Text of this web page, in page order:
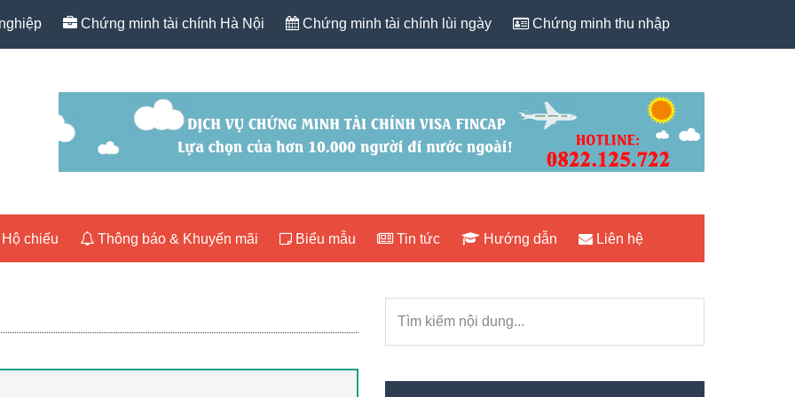
Chứng minh tài chính Hà Nội Chứng minh tài chính lùi ngày Chứng minh thu nhập
Hộ chiếu Thông báo & Khuyến mãi Biểu mẫu Tin tức Hướng dẫn Liên hệ
Sidebar
kiếm